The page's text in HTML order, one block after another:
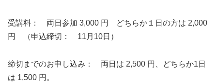
受講料： 両日参加 3,000 円 どちらか１日の方は 2,000
円 （申込締切： 11月10日）
締切までのお申し込み： 両日は 2,500 円、どちらか1日
は 1,500 円。